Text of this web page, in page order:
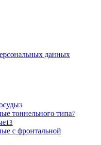
данных
3
тоннельного типа7
13
с фронтальной